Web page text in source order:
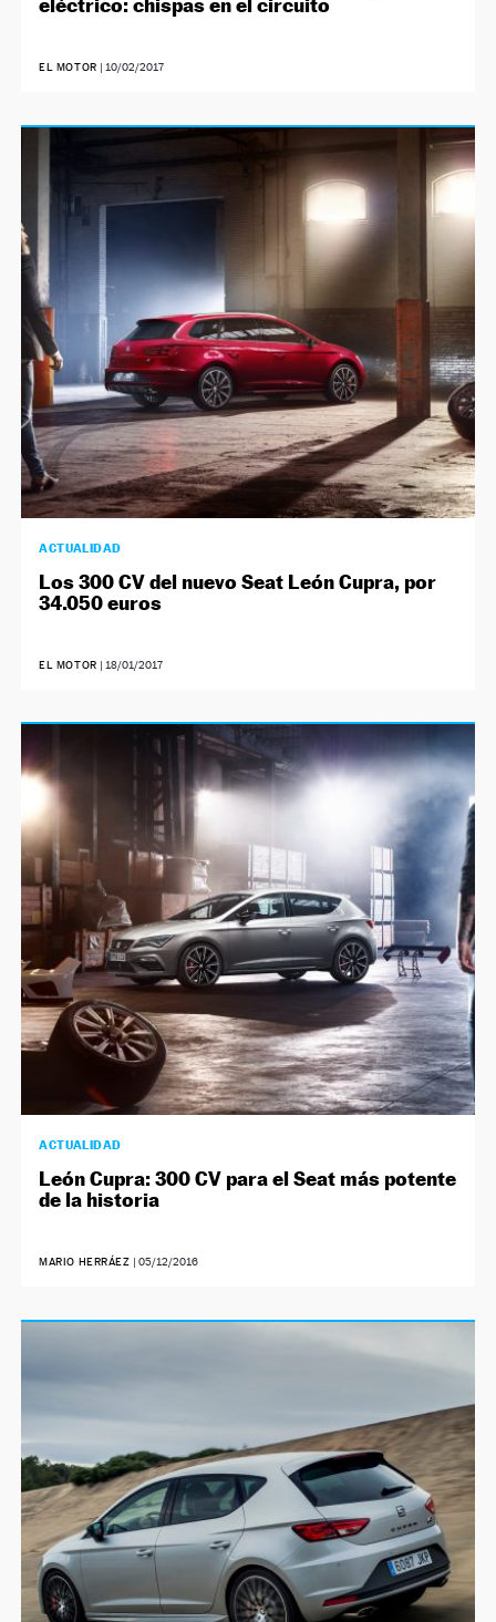
eléctrico: chispas en el circuito
EL MOTOR |10/02/2017
ACTUALIDAD
Los 300 CV del nuevo Seat León Cupra, por
34.050 euros
EL MOTOR | 18/01/2017
ACTUALIDAD
León Cupra: 300 CV para el Seat más potente
de la historia
MARIO HERRÁEZ |05/12/2016